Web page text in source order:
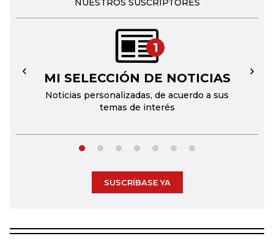
NUESTROS SUSCRIPTORES
1
MI SELECCIÓN DE NOTICIAS
Noticias personalizadas, de acuerdo a sus
temas de interés
← →
SUSCRÍBASE YA